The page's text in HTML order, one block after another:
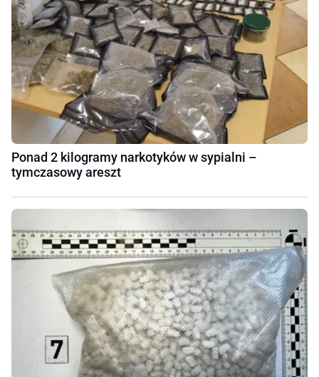
Ponad 2 kilogramy narkotyków w sypialni –
tymczasowy areszt